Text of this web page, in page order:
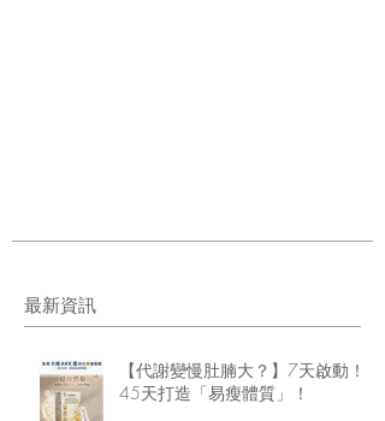
最新資訊
【代謝變慢肚腩大？】7天啟動！
45天打造「易瘦體質」！